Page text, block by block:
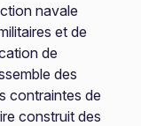
navale
et de
de
des
contraintes de
construit des